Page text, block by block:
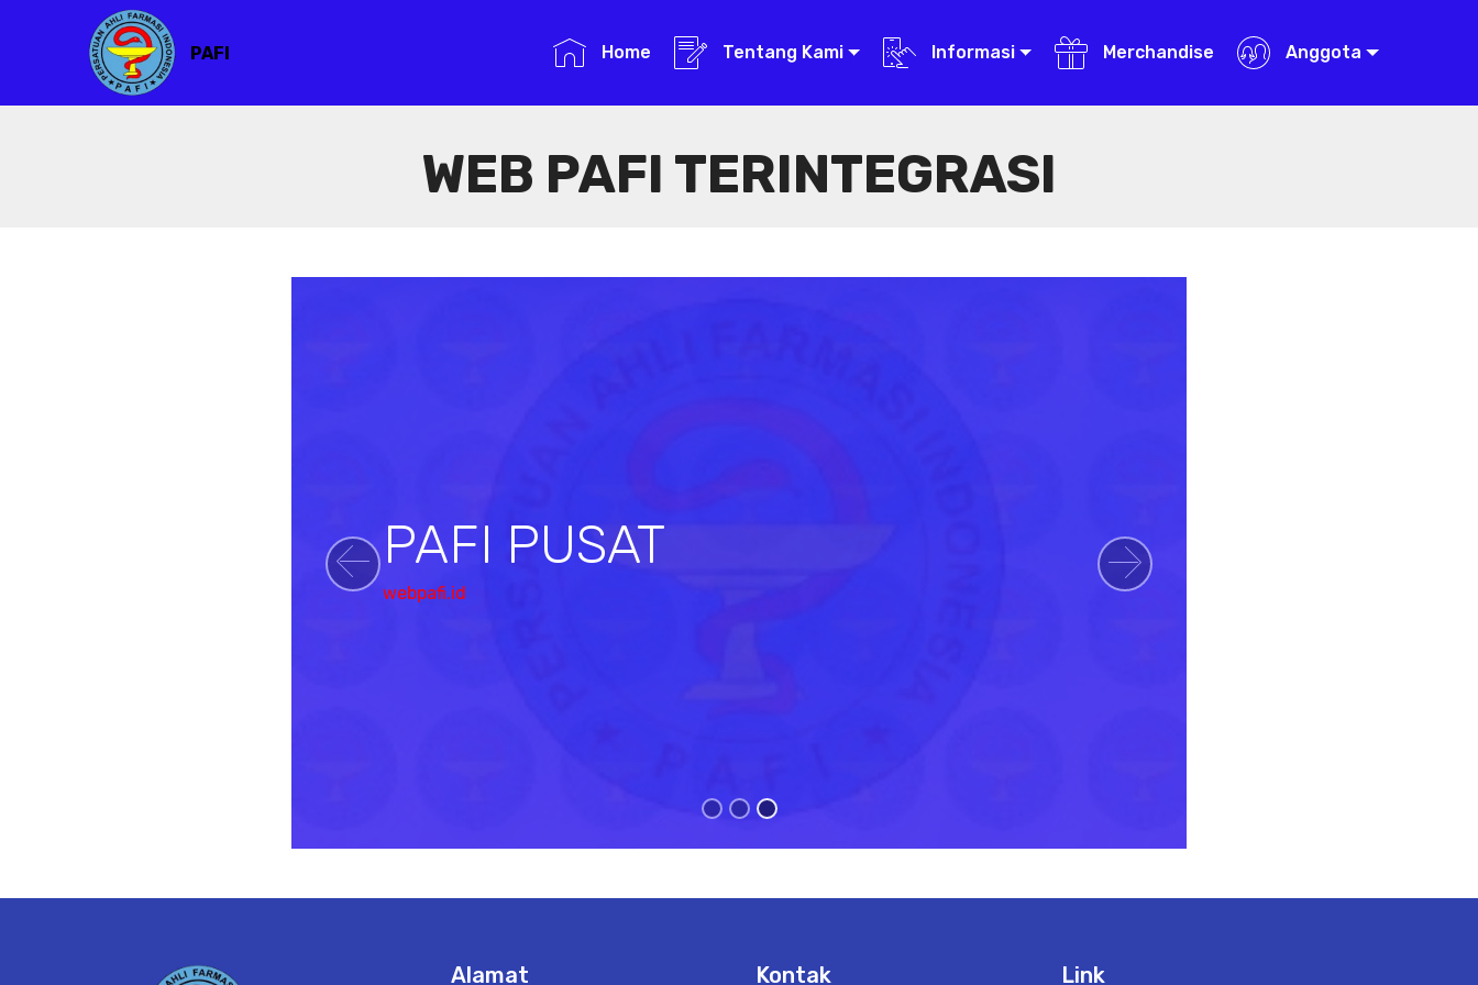
PAFI Home Tentang Kami Informasi Merchandise Anggota
WEB PAFI TERINTEGRASI
PAFI PUSAT
webpafi.id
Previous Next
Alamat Kontak Link